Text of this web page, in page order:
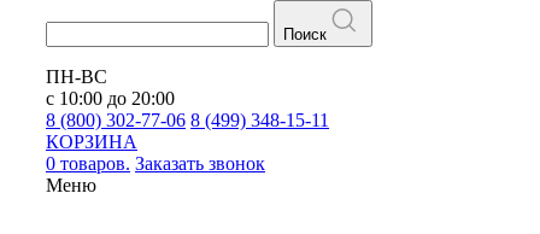
Поиск
ПН-ВС
с 10:00 до 20:00
8 (800) 302-77-06 8 (499) 348-15-11
КОРЗИНА
0 товаров. Заказать звонок
Меню